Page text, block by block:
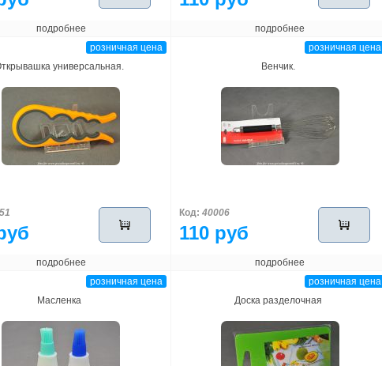
подробнее подробнее
розничная цена
универсальная.
подробнее
розничная цена
Венчик.
Код: 40006
110 руб
подробнее
розничная цена
Масленка
розничная цена
Доска разделочная